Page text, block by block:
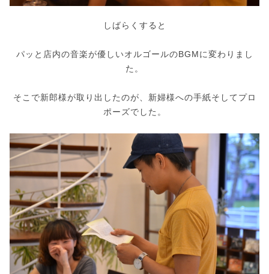
しばらくすると
パッと店内の音楽が優しいオルゴールのBGMに変わりまし
た。
そこで新郎様が取り出したのが、新婦様への手紙そしてプロ
ポーズでした。